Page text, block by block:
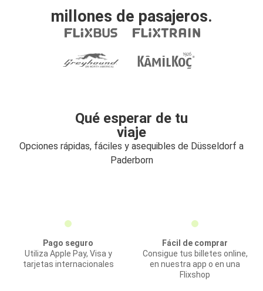
millones de pasajeros.
Qué esperar de tu
viaje
Opciones rápidas, fáciles y asequibles de Düsseldorf a
Paderborn
Pago seguro
Utiliza Apple Pay, Visa y
tarjetas internacionales
Fácil de comprar
Consigue tus billetes online,
en nuestra app o en una
Flixshop